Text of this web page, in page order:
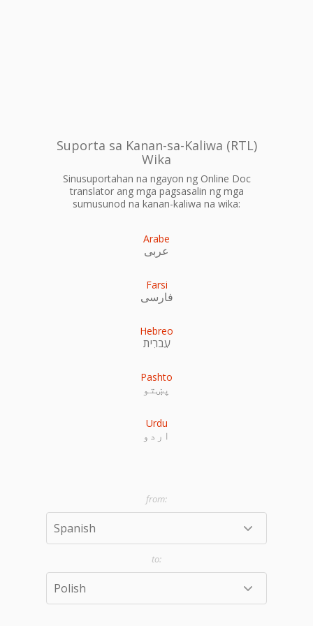
Suporta sa Kanan-sa-Kaliwa (RTL)
Wika
Sinusuportahan na ngayon ng Online Doc
translator ang mga pagsasalin ng mga
sumusunod na kanan-kaliwa na wika:
Arabe
عربى
Farsi
فارسی
Hebreo
עִברִית
Pashto
پښتو
Urdu
اردو